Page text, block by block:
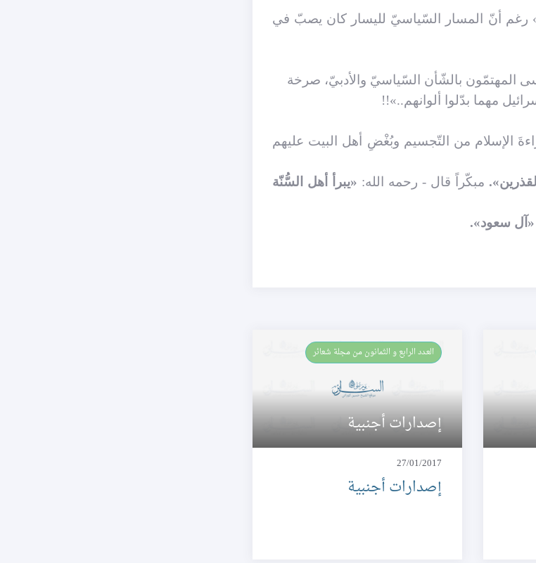
رغم أنّ المسار السّياسيّ لليسار كان يصبّ في
المهتمّون بالشّأن السّياسيّ والأدبيّ، صرخة
مهما بدّلوا ألوانهم..»!!
الإسلام من التّجسيم وبُغْضِ أهل البيت عليهم
مبكّراً قال - رحمه الله: «يبرأ أهل السُّنّة
«آل سعود».
العـدد الرابع و الثمانون من مجلة شعائر
إصدارات أجنبية
27/01/2017
إصدارات أجنبية